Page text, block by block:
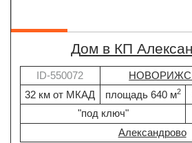
дом в КП
ID-550072
32 км от МКАД
площадь 640 м2
"под ключ"
Александрово